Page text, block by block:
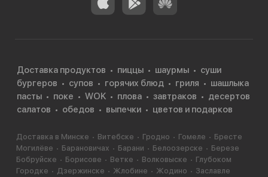
Доставка продуктов пиццы шаурмы
суши
бургеров
супов горячих блюд гриля
шашлыка
пасты
поке WOK плова завтраков
десертов
салатов
обедов выпечки цветов и подарков
Доставка в Минске Витебске Гродно Гомеле
Бресте
Могилёве
Барановичах Барани Белоозерске
Березе
Бобруйске
Борисове Ветке Волковыске
Глубоком
Городке
Дзержинске Жлобине Жодино
Заславле